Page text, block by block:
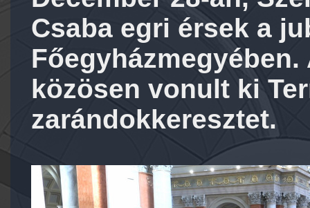
Csaba egri érsek a
közösen vonult ki
zarándokkeresztet.